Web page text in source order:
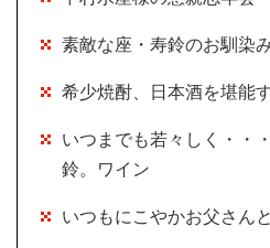
素敵な座・寿鈴のお馴染
希少焼酎、日本酒を堪能
いつまでも若々しく・・
鈴。ワイン
いつもにこやかお父さん